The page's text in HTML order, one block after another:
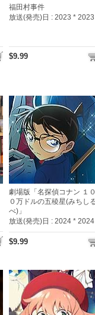
福田村事件
放送(発売)日 : 2023 * 2023
$9.99
劇場版「名探偵コナン １０
０万ドルの五稜星(みちし
べ)」
放送(発売)日 : 2024 * 2024
$9.99